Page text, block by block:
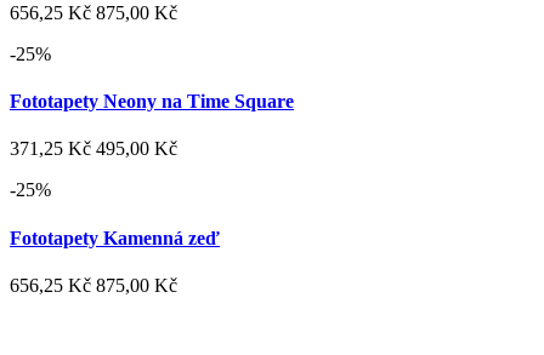
656,25 Kč 875,00 Kč
-25%
Fototapety Neony na Time Square
371,25 Kč 495,00 Kč
-25%
Fototapety Kamenná zeď
656,25 Kč 875,00 Kč